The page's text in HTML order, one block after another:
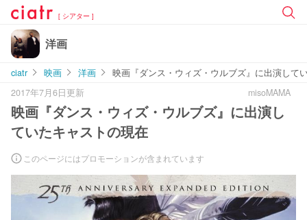
[ シアター ]
洋画
ciatr 映画 洋画
映画『ダンス・ウィズ・ウルブズ』に出演して
2017年7月6日更新
misoMAMA
映画『ダンス・ウィズ・ウルブズ』に出演し
ていたキャストの現在
このページにはプロモーションが含まれています